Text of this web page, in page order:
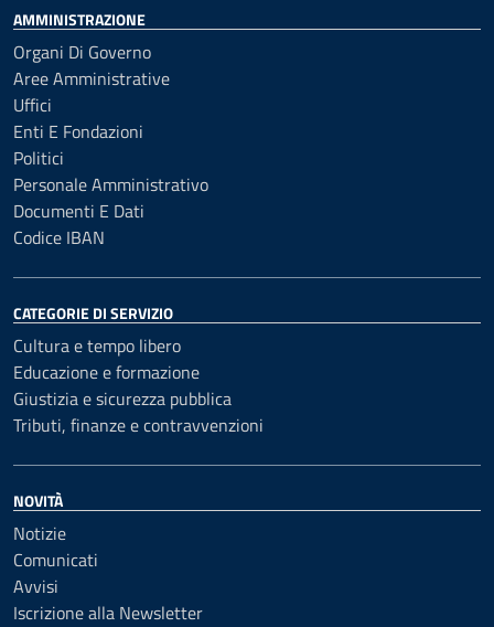
AMMINISTRAZIONE
Organi Di Governo
Aree Amministrative
Uffici
Enti E Fondazioni
Politici
Personale Amministrativo
Documenti E Dati
Codice IBAN
CATEGORIE DI SERVIZIO
Cultura e tempo libero
Educazione e formazione
Giustizia e sicurezza pubblica
Tributi, finanze e contravvenzioni
NOVITÀ
Notizie
Comunicati
Avvisi
Iscrizione alla Newsletter